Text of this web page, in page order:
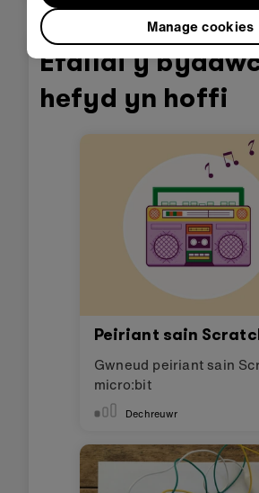
Efallai y
hefyd yn hoffi
Peiriant sain
Gwneud peiriant sain
micro:bit
Dechreuwr
Manage cookies